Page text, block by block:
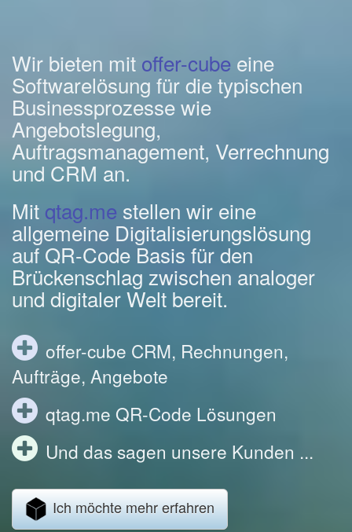
Wir bieten mit offer-cube eine
Softwarelösung für die typischen
Businessprozesse wie
Angebotslegung,
Auftragsmanagement, Verrechnung
und CRM an.
Mit qtag.me stellen wir eine
allgemeine Digitalisierungslösung
auf QR-Code Basis für den
Brückenschlag zwischen analoger
und digitaler Welt bereit.
offer-cube CRM, Rechnungen,
Aufträge, Angebote
qtag.me QR-Code Lösungen
Und das sagen unsere Kunden ...
Ich möchte mehr erfahren